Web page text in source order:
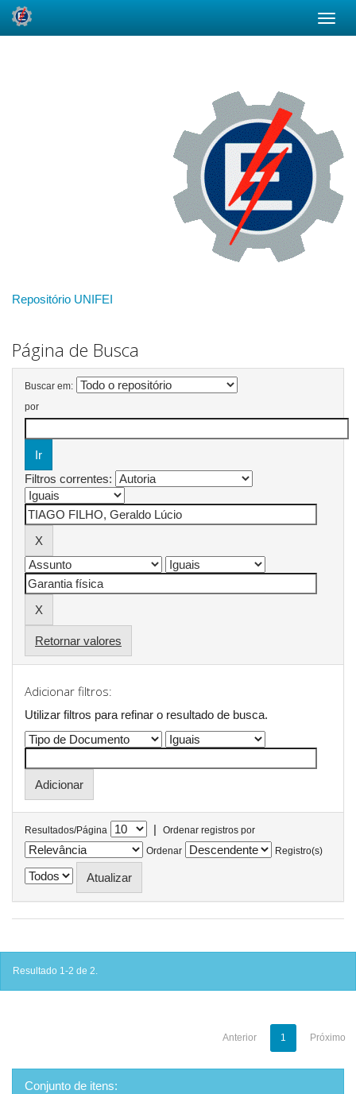
Repositório UNIFEI
Página de Busca
Buscar em:
por
Filtros correntes:
Retornar valores
Adicionar filtros:
Utilizar filtros para refinar o resultado de busca.
Resultados/Página |
Ordenar registros por
Ordenar
Registro(s)
Resultado 1-2 de 2.
Anterior 1 Próximo
Conjunto de itens: